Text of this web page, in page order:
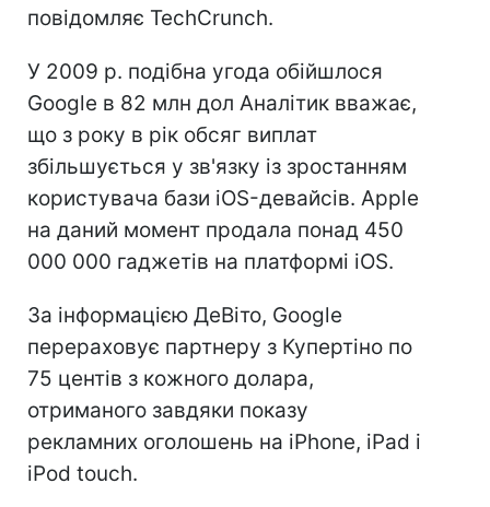
повідомляє TechCrunch.
У 2009 р. подібна угода обійшлося
Google в 82 млн дол Аналітик вважає,
що з року в рік обсяг виплат
збільшується у зв'язку із зростанням
користувача бази iOS-девайсів. Apple
на даний момент продала понад 450
000 000 гаджетів на платформі iOS.
За інформацією ДеВіто, Google
перераховує партнеру з Купертіно по
75 центів з кожного долара,
отриманого завдяки показу
рекламних оголошень на iPhone, iPad і
iPod touch.